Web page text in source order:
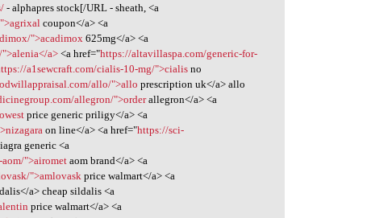
- alphapres stock[/URL - sheath, <a
coupon</a> <a
">acadimox 625mg</a> <a
a><a href="https://altavillaspa.com/generic-for-
a1sewcraft.com/cialis-10-mg/">cialisno
allo/">allo prescription uk</a> allo
allegron/">orderallegron</a> <a
price generic priligy</a> <a
on line</a> <a href="https://sci-
generic <a
">airomet aom brand</a> <a
">amlovask price walmart</a> <a
a> cheap sildalis <a
price walmart</a> <a